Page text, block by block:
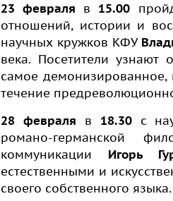
23 февраля в 15.00
отношений, истории и
научных кружков КФУ
века. Посетители узнают
самое демонизированное,
течение
28 февраля в 18.30с
романо-германской
коммуникации Игорь
естественными и
своего собственного